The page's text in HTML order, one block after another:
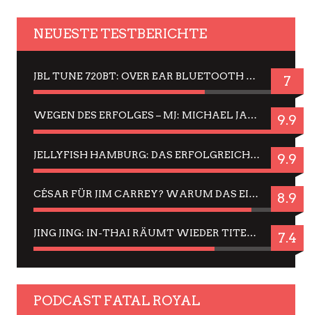
NEUESTE TESTBERICHTE
JBL TUNE 720BT: OVER EAR BLUETOOTH KOPFHÖRER UM DIE 50,-€ IM DAUER-TEST 7
WEGEN DES ERFOLGES – MJ: MICHAEL JACKSON MUSICAL IN EINER MATINEE SEHEN 9.9
JELLYFISH HAMBURG: DAS ERFOLGREICHE SOMMER-MENÜ 2025 IN GEFÜHLEN UND BILDERN 9.9
CÉSAR FÜR JIM CARREY? WARUM DAS EINER DER NERVIGSTEN ACTORS IST UND BLEIBT 8.9
JING JING: IN-THAI RÄUMT WIEDER TITEL AB – EIN ZWEI-STUNDEN-ERLEBNISBERICHT 7.4
PODCAST FATAL ROYAL